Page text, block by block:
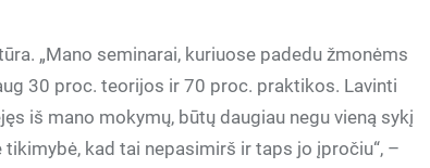
„Mano seminarai, kuriuose padedu žmonėms
30 proc. teorijos ir 70 proc. praktikos. Lavinti
iš mano mokymų, būtų daugiau negu vieną sykį
kad tai nepasimirš ir taps jo įpročiu“, –